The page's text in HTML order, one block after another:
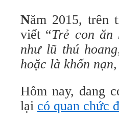
Năm 2015, trên
viết “Trẻ con ăn
như lũ thú
hoặc là khốn
Hôm nay, đang
lại có quan chức